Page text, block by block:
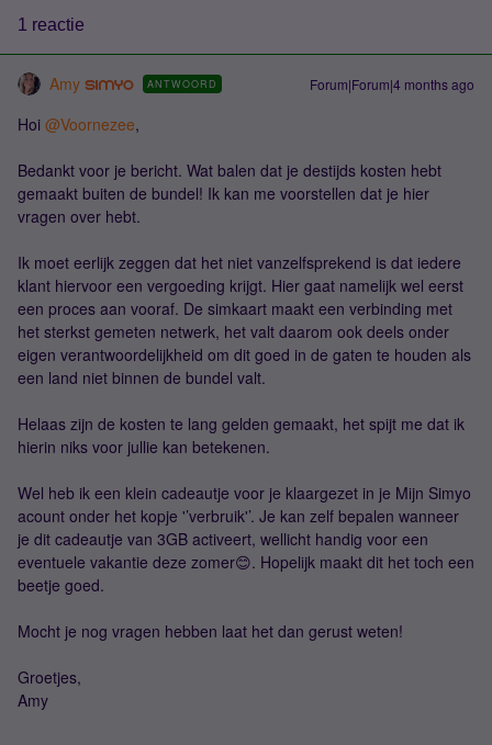
1 reactie
Amy ANTWOORD Forum|Forum|4 months ago
Hoi ​ @Voornezee,
Bedankt voor je bericht. Wat balen dat je destijds kosten hebt
gemaakt buiten de bundel! Ik kan me voorstellen dat je hier
vragen over hebt.
Ik moet eerlijk zeggen dat het niet vanzelfsprekend is dat iedere
klant hiervoor een vergoeding krijgt. Hier gaat namelijk wel eerst
een proces aan vooraf. De simkaart maakt een verbinding met
het sterkst gemeten netwerk, het valt daarom ook deels onder
eigen verantwoordelijkheid om dit goed in de gaten te houden als
een land niet binnen de bundel valt.
Helaas zijn de kosten te lang gelden gemaakt, het spijt me dat ik
hierin niks voor jullie kan betekenen.
Wel heb ik een klein cadeautje voor je klaargezet in je Mijn Simyo
acount onder het kopje '’verbruik'’. Je kan zelf bepalen wanneer
je dit cadeautje van 3GB activeert, wellicht handig voor een
eventuele vakantie deze zomer😊. Hopelijk maakt dit het toch een
beetje goed.
Mocht je nog vragen hebben laat het dan gerust weten!
Groetjes,
Amy